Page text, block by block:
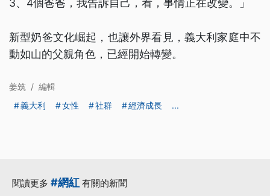
3、4個爸爸，我告訴自己，看，事情正在改變。」
新型奶爸文化崛起，也讓外界看見，義大利家庭中不
動如山的父親角色，已經開始轉變。
姜筑 / 編輯
義大利
女性 社群 經濟成長 ...
閱讀更多 #網紅 有關的新聞